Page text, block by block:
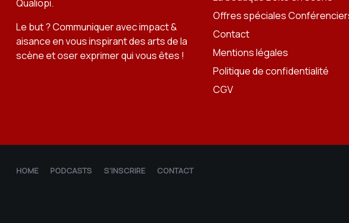
Qualiopi.
Le but ? Communiquer avec impact &
aisance en vous inspirant des arts de la
scène et oser exprimer qui vous êtes !
Offres spéciales
Contact
Mentions légales
Politique de confidentialité
CGV
HOME PODCASTS S'INSCRIRE CONTACT